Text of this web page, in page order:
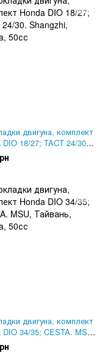
двигуна, комплект
DIO 18/27; TACT 24/30.
двигуна, комплект
DIO 34/35; CESTA. MSU,